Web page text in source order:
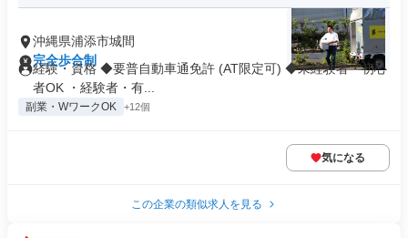
沖縄県浦添市城間
完全歩合制
経験・資格 ◆要普自動車通免許 (AT限定可) ◆未経験者・初心
者OK ・経験者・有...
副業・WワークOK +12個
気になる
この企業の類似求人を見る